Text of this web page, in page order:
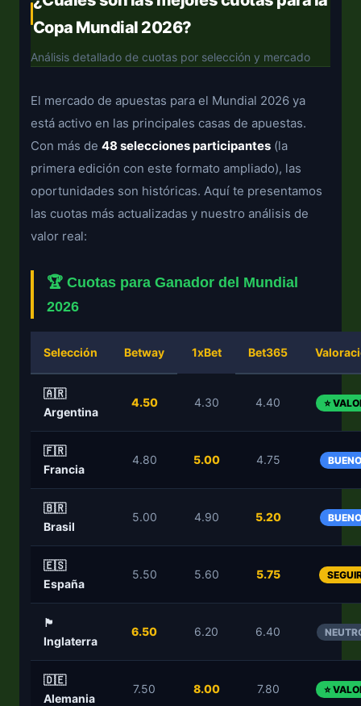
Copa Mundial 2026?
Análisis detallado de cuotas por selección y mercado
El mercado de apuestas para el Mundial 2026 ya
está activo en las principales casas de apuestas.
Con más de 48 selecciones participantes (la
primera edición con este formato ampliado), las
oportunidades son históricas. Aquí te presentamos
las cuotas más actualizadas y nuestro análisis de
valor real:
🏆 Cuotas para Ganador del Mundial
2026
Selección Betway 1xBet Bet365
🇦🇷
Argentina
4.50 4.30 4.40 ⭐
🇫🇷
Francia
4.80 5.00 4.75 BUENO
🇧🇷
Brasil
5.00 4.90 5.20 BUENO
🇪🇸
España
5.50 5.60 5.75
🏴󠁧󠁢󠁥󠁮󠁧󠁿
Inglaterra
6.50 6.20 6.40
🇩🇪
Alemania
7.50 8.00 7.80 ⭐